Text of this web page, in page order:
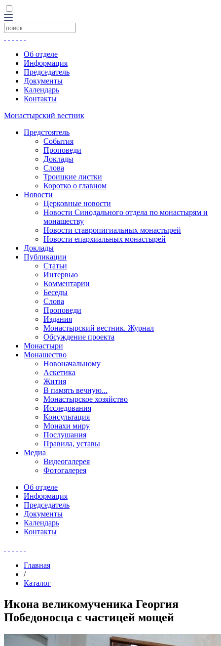
Об отделе
Информация
Председатель
Документы
Календарь
Контакты
Монастырский вестник
Предстоятель
События
Проповеди
Доклады
Слова
Троицкие листки
Коротко о главном
Новости
Церковные новости
Новости Синодального отдела по монастырям и
монашеству
Новости ставропигиальных монастырей
Новости епархиальных монастырей
Доклады
Публикации
Статьи
Интервью
Комментарии
Беседы
Слова
Проповеди
Издания
Монастырский вестник. Журнал
Обсуждение проекта
Монастыри
Монашество
Новоначальному
Аскетика
Жития
В память вечную...
Монастырское хозяйство
Исследования
Консультация
Монахи миру
Послушания
Правила, уставы
Медиа
Видеогалерея
Фотогалерея
Об отделе
Информация
Председатель
Документы
Календарь
Контакты
Главная
/
Каталог
Икона великомученика Георгия
Победоносца с частицей мощей